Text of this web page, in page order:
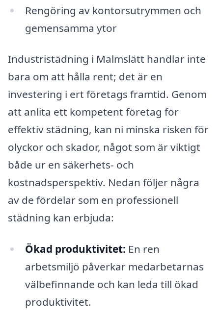
Rengöring av kontorsutrymmen och
gemensamma ytor
Industristädning i Malmslätt handlar inte
bara om att hålla rent; det är en
investering i ert företags framtid. Genom
att anlita ett kompetent företag för
effektiv städning, kan ni minska risken för
olyckor och skador, något som är viktigt
både ur en säkerhets- och
kostnadsperspektiv. Nedan följer några
av de fördelar som en professionell
städning kan erbjuda:
Ökad produktivitet: En ren
arbetsmiljö påverkar medarbetarnas
välbefinnande och kan leda till ökad
produktivitet.